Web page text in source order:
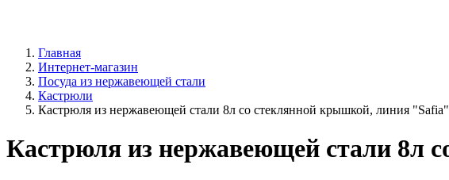
Главная
Интернет-магазин
Посуда из нержавеющей стали
Кастрюли
Кастрюля из нержавеющей стали 8л со стеклянной крышкой, линия "Safia"
Кастрюля из нержавеющей стали 8л